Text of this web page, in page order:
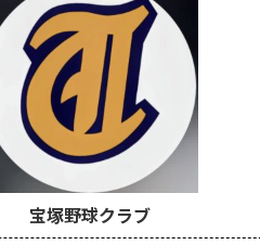
宝塚野球クラブ